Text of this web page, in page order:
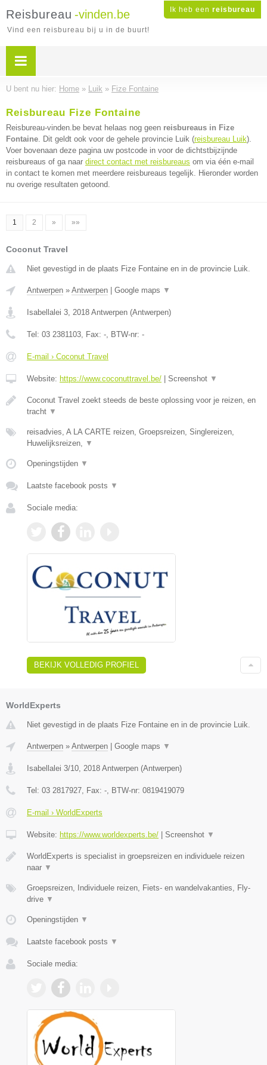
Ik heb een reisbureau
Reisbureau -vinden.be
Vind een reisbureau bij u in de buurt!
U bent nu hier: Home » Luik » Fize Fontaine
Reisbureau Fize Fontaine
Reisbureau-vinden.be bevat helaas nog geen reisbureaus in Fize
Fontaine. Dit geldt ook voor de gehele provincie Luik (reisbureau Luik).
Voer bovenaan deze pagina uw postcode in voor de dichtstbijzijnde
reisbureaus of ga naar direct contact met reisbureaus om via één e-mail
in contact te komen met meerdere reisbureaus tegelijk. Hieronder worden
nu overige resultaten getoond.
1 2 » »»
Coconut Travel
Niet gevestigd in de plaats Fize Fontaine en in de provincie Luik.
Antwerpen » Antwerpen Google maps ▼
Isabellalei 3, 2018 Antwerpen (Antwerpen)
Tel: 03 2381103, Fax: -, BTW-nr: -
E-mail › Coconut Travel
Website: https://www.coconuttravel.be/ Screenshot ▼
Coconut Travel zoekt steeds de beste oplossing voor je reizen, en
tracht ▼
reisadvies, A LA CARTE reizen, Groepsreizen, Singlereizen,
Huwelijksreizen, ▼
Openingstijden ▼
Laatste facebook posts ▼
Sociale media:
BEKIJK VOLLEDIG PROFIEL
WorldExperts
Niet gevestigd in de plaats Fize Fontaine en in de provincie Luik.
Antwerpen » Antwerpen Google maps ▼
Isabellalei 3/10 2018 Antwerpen (Antwerpen)
Tel: 03 2817927 , Fax: - , BTW-nr: 0819419079
E-mail › WorldExperts
Website: https://www.worldexperts.be/ Screenshot ▼
WorldExperts is specialist in groepsreizen en individuele reizen
naar ▼
Groepsreizen, Individuele reizen, Fiets- en wandelvakanties, Fly-
drive ▼
Openingstijden ▼
Laatste facebook posts ▼
Sociale media: